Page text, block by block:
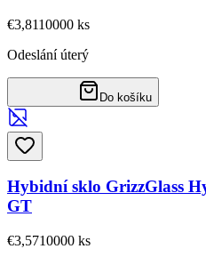
€3,8110000 ks
Odeslání úterý
Do košíku
Hybidní sklo GrizzGlass
GT
€3,5710000 ks